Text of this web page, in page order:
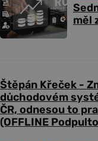
měl
Štěpán Křeček -
důchodovém
ČR, odnesou to
(OFFLINE